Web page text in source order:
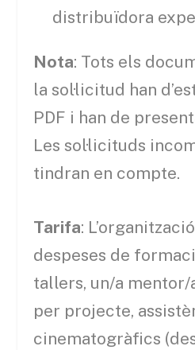
distribuïdora
Nota: Tots els
la sol·licitud han
PDF i han de
Les sol·licituds
tindran en compte.
Tarifa:
despeses de
tallers, un/a
per projecte,
cinematogràfics